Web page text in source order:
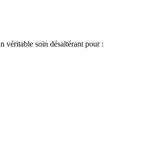
véritable soin désaltérant pour :